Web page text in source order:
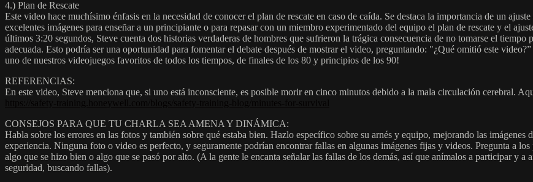
4.) Plan de Rescate
Este video hace muchísimo énfasis en la necesidad de conocer el plan de rescate en caso de caída. Se destaca la importancia de un
excelentes imágenes para enseñar a un principiante o para repasar con un miembro experimentado del equipo el plan de rescate y el
últimos 3:20 segundos, Steve cuenta dos historias verdaderas de hombres que sufrieron la trágica consecuencia de no tomarse el
adecuada. Esto podría ser una oportunidad para fomentar el debate después de mostrar el video, preguntando: "¿Qué omitió este
uno de nuestros videojuegos favoritos de todos los tiempos, de finales de los 80 y principios de los 90!
REFERENCIAS:
En este video, Steve menciona que, si uno está inconsciente, es posible morir en cinco minutos debido a la mala circulación cerebral.
CONSEJOS PARA QUE TU CHARLA SEA AMENA Y DINÁMICA:
Habla sobre los errores en las fotos y también sobre qué estaba bien. Hazlo específico sobre su arnés y equipo, mejorando las
experiencia. Ninguna foto o video es perfecto, y seguramente podrían encontrar fallas en algunas imágenes fijas y videos. Pregunta a
algo que se hizo bien o algo que se pasó por alto. (A la gente le encanta señalar las fallas de los demás, así que anímalos a participar y
seguridad, buscando fallas).